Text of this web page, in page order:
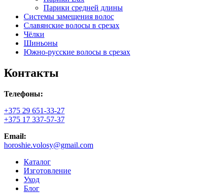
Парики средней длины
Системы замещения волос
Славянские волосы в срезах
Чёлки
Шиньоны
Южно-русские волосы в срезах
Контакты
Телефоны:
+375 29 651-33-27
+375 17 337-57-37
Email:
horoshie.volosy@gmail.com
Каталог
Изготовление
Уход
Блог